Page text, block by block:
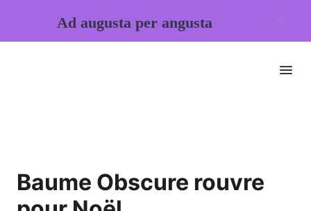
Baume Obscure rouvre
Ad augusta per angusta